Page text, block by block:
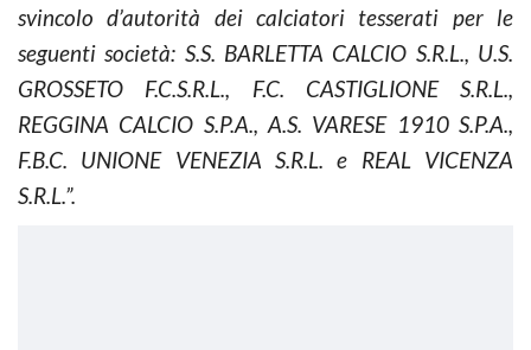
svincolo d’autorità dei calciatori tesserati per le
seguenti società: S.S. BARLETTA CALCIO S.R.L., U.S.
GROSSETO F.C.S.R.L., F.C. CASTIGLIONE S.R.L.,
REGGINA CALCIO S.P.A., A.S. VARESE 1910 S.P.A.,
F.B.C. UNIONE VENEZIA S.R.L. e REAL VICENZA
S.R.L.”.